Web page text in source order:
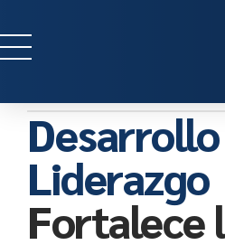
Liderazgo
Fortalece